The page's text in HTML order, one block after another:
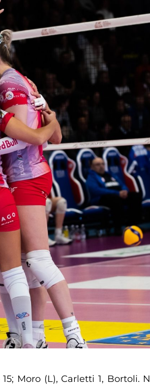
Moro (L), Carletti 1, Bortoli.